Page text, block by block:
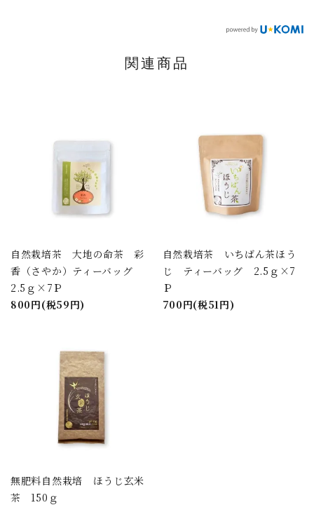
関連商品
自然栽培茶 大地の命茶 彩
香（さやか）ティーバッグ
2.5ｇ×7Ｐ
800円(税59円)
自然栽培茶 いちばん茶ほう
じ ティーバッグ 2.5ｇ×7
Ｐ
700円(税51円)
無肥料自然栽培 ほうじ玄米
茶 150ｇ